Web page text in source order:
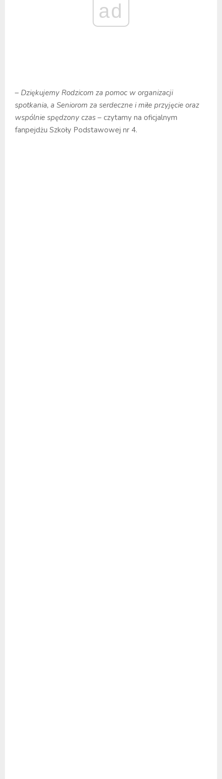
ad
– Dziękujemy Rodzicom za pomoc w organizacji
spotkania, a Seniorom za serdeczne i miłe przyjęcie oraz
wspólnie spędzony czas – czytamy na oficjalnym
fanpejdżu Szkoły Podstawowej nr 4.